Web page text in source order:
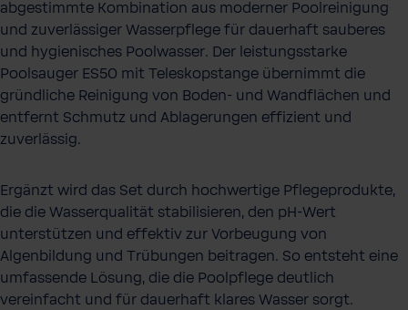
abgestimmte Kombination aus moderner Poolreinigung
und zuverlässiger Wasserpflege für dauerhaft sauberes
und hygienisches Poolwasser. Der leistungsstarke
Poolsauger ES50 mit Teleskopstange übernimmt die
gründliche Reinigung von Boden- und Wandflächen und
entfernt Schmutz und Ablagerungen effizient und
zuverlässig.
Ergänzt wird das Set durch hochwertige Pflegeprodukte,
die die Wasserqualität stabilisieren, den pH-Wert
unterstützen und effektiv zur Vorbeugung von
Algenbildung und Trübungen beitragen. So entsteht eine
umfassende Lösung, die die Poolpflege deutlich
vereinfacht und für dauerhaft klares Wasser sorgt.